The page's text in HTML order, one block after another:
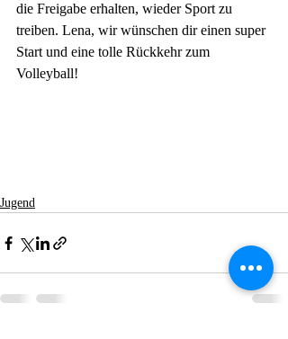
die Freigabe erhalten, wieder Sport zu
treiben. Lena, wir wünschen dir einen super
Start und eine tolle Rückkehr zum
Volleyball!
Jugend